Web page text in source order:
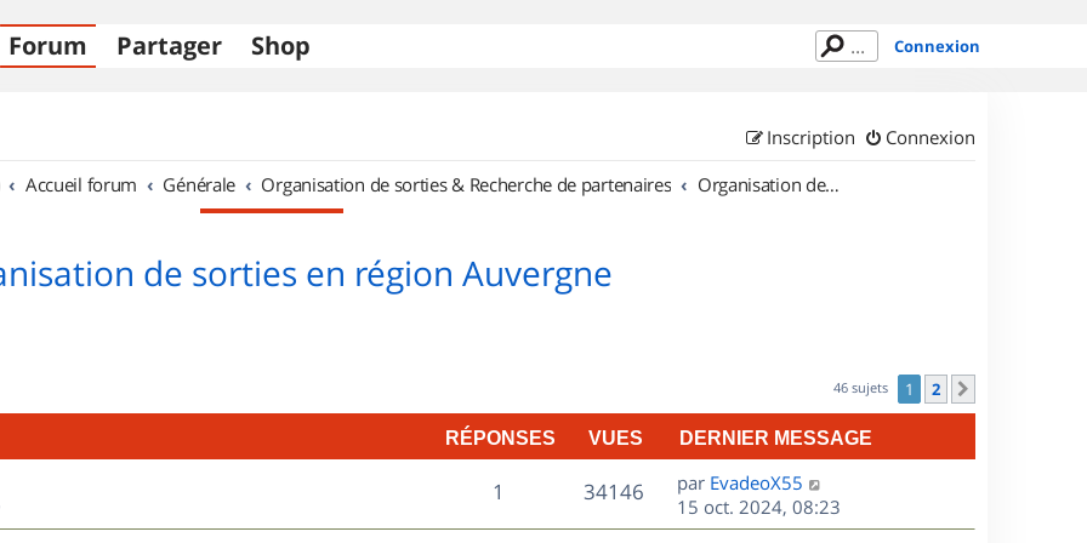
Forum Partager Shop Connexion
Connexion
Inscription
Accueil forum Générale Organisation de sorties & Recherche de partenaires Organisation de sorties en région Auvergne
de sorties en région Auvergne
46 sujets 1 2
RÉPONSES VUES DERNIER MESSAGE
1
é
34146V
u
D
e
r
par EvadeoX55
15 oct. 2024, 08:23